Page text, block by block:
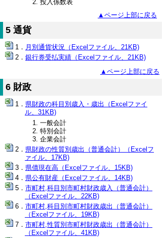
投入係数表
▲ページ上部に戻る
5 通貨
月別通貨状況（Excelファイル、21KB)
銀行券受払実績（Excelファイル、21KB)
▲ページ上部に戻る
6 財政
県財政の科目別歳入・歳出（Excelファイ
ル、31KB)
一般会計
特別会計
企業会計
県財政の性質別歳出（普通会計）（Excelフ
ァイル、17KB)
県債現在高（Excelファイル、15KB)
県公有財産（Excelファイル、14KB)
市町村,科目別市町村財政歳入（普通会計）
（Excelファイル、22KB)
市町村,科目別市町村財政歳出（普通会計）
（Excelファイル、19KB)
市町村,性質別市町村財政歳出（普通会計）
（Excelファイル、41KB)